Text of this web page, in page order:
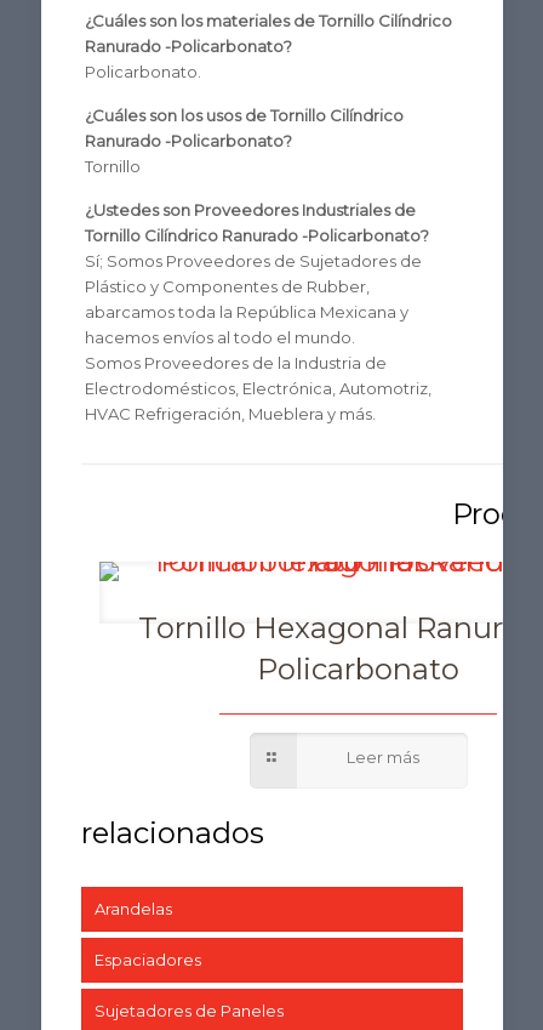
¿Cuáles son los materiales de Tornillo Cilíndrico
Ranurado -Policarbonato?
Policarbonato.
¿Cuáles son los usos de Tornillo Cilíndrico
Ranurado -Policarbonato?
Tornillo
¿Ustedes son Proveedores Industriales de
Tornillo Cilíndrico Ranurado -Policarbonato?
Sí; Somos Proveedores de Sujetadores de
Plástico y Componentes de Rubber,
abarcamos toda la República Mexicana y
hacemos envíos al todo el mundo.
Somos Proveedores de la Industria de
Electrodomésticos, Electrónica, Automotriz,
HVAC Refrigeración, Mueblera y más.
Tornillo Hexagonal
Policarbonato
Arandelas
Espaciadores
Sujetadores de Paneles